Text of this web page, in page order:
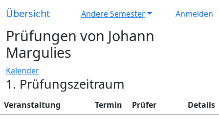
Übersicht Andere Semester Anmelden
Prüfungen von Johann
Margulies
Kalender
1. Prüfungszeitraum
Veranstaltung Termin Prüfer
Details